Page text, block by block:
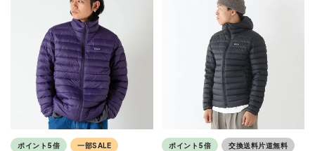
ポイント5倍 一部SALE ポイント5倍 交換送料片道無料